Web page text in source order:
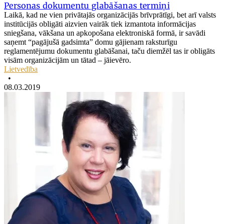
Personas dokumentu glabāšanas termiņi
Laikā, kad ne vien privātajās organizācijās brīvprātīgi, bet arī valsts
institūcijās obligāti aizvien vairāk tiek izmantota informācijas
sniegšana, vākšana un apkopošana elektroniskā formā, ir savādi
saņemt “pagājušā gadsimta” domu gājienam raksturīgu
reglamentējumu dokumentu glabāšanai, taču diemžēl tas ir obligāts
visām organizācijām un tātad – jāievēro.
Lietvedība
•
08.03.2019